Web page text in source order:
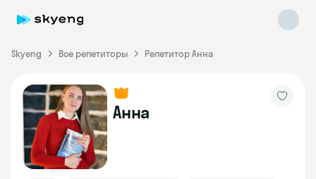
Skyeng Все репетиторы Репетитор Анна
Анна
Skyeng Chat
online